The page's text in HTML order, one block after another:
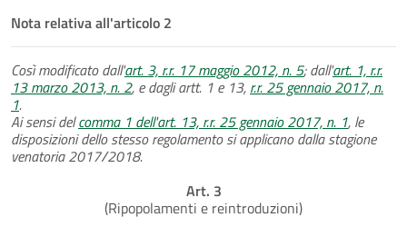
Nota relativa all'articolo 2
Così modificato dall'art. 3, r.r. 17 maggio 2012, n. 5; dall'art. 1, r.r.
13 marzo 2013, n. 2, e dagli artt. 1 e 13, r.r. 25 gennaio 2017, n.
1.
Ai sensi delcomma 1 dell'art. 13, r.r. 25 gennaio 2017, n. 1, le
disposizioni dello stesso regolamento si applicano dalla stagione
venatoria 2017/2018.
Art. 3
(Ripopolamenti e reintroduzioni)